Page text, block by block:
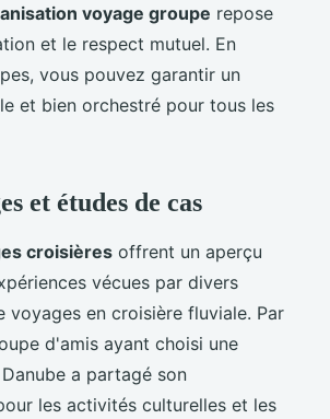
voyage groupe repose
et le respect mutuel. En
vous pouvez garantir un
et bien orchestré pour tous les
et études de cas
croisières offrent un aperçu
vécues par divers
voyages en croisière fluviale. Par
d'amis ayant choisi une
a partagé son
les activités culturelles et les